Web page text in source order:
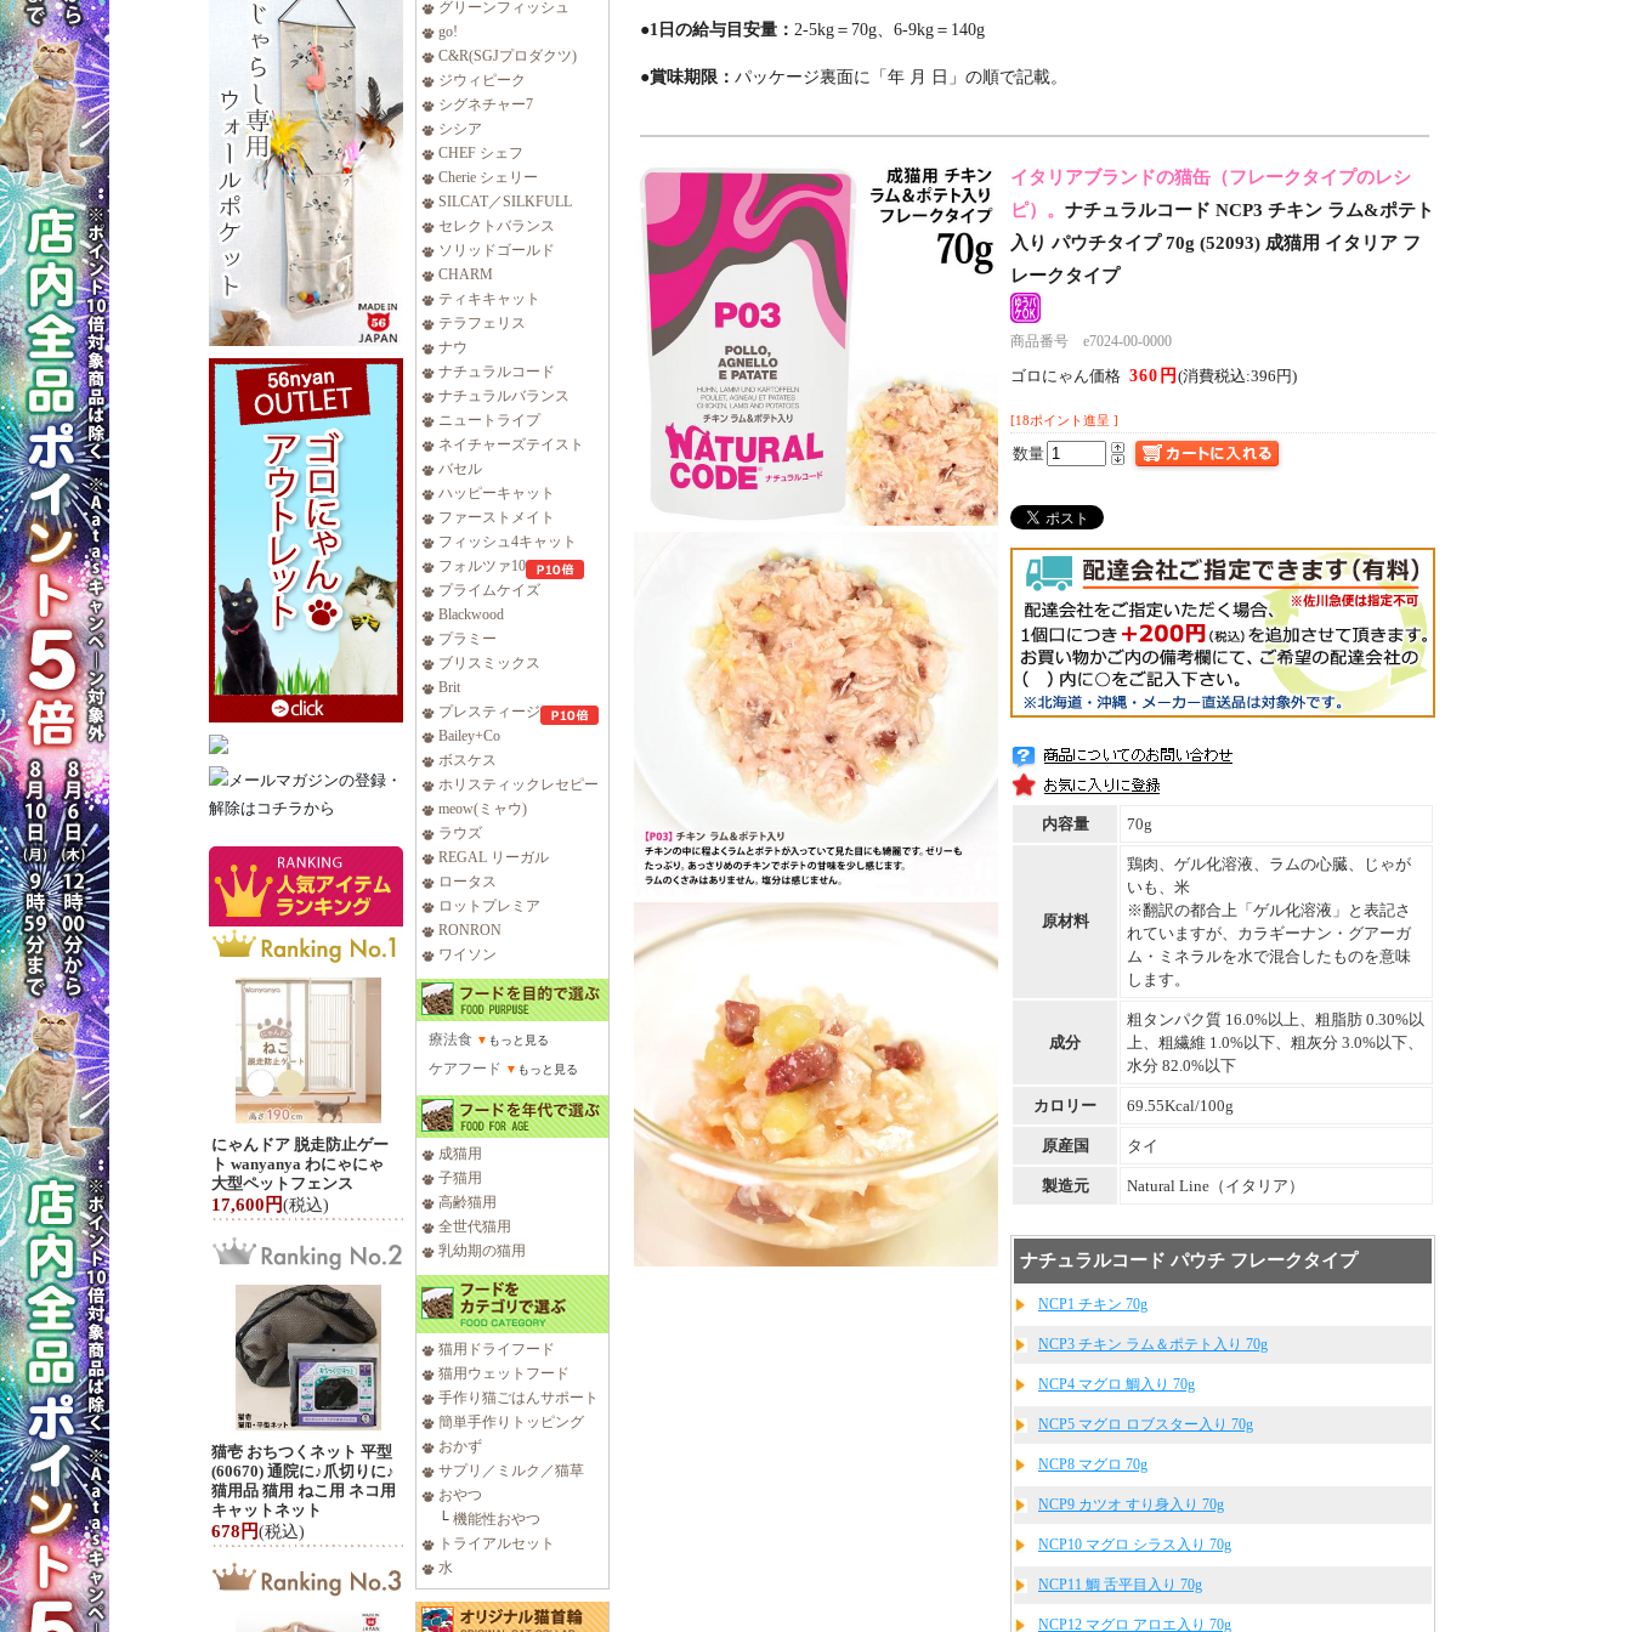
にゃんドア 脱走防止ゲー
ト wanyanya わにゃにゃ
大型ペットフェンス
17,600円(税込)
猫壱 おちつくネット 平型
(60670) 通院に♪爪切りに♪
猫用品 猫用 ねこ用 ネコ用
キャットネット
678円(税込)
グリーンフィッシュ
go!
C&R(SGJプロダクツ)
ジウィピーク
シグネチャー7
シシア
CHEF シェフ
Cherie シェリー
SILCAT／SILKFULL
セレクトバランス
ソリッドゴールド
CHARM
ティキキャット
テラフェリス
ナウ
ナチュラルコード
ナチュラルバランス
ニュートライプ
ネイチャーズテイスト
バセル
ハッピーキャット
ファーストメイト
フィッシュ4キャット
フォルツァ10
プライムケイズ
Blackwood
プラミー
ブリスミックス
Brit
プレスティージ
Bailey+Co
ボスケス
ホリスティックレセピー
meow(ミャウ)
ラウズ
REGAL リーガル
ロータス
ロットプレミア
RONRON
ワイソン
療法食 ▼ もっと見る
ケアフード ▼ もっと見る
成猫用
子猫用
高齢猫用
全世代猫用
乳幼期の猫用
猫用ドライフード
猫用ウェットフード
手作り猫ごはんサポート
簡単手作りトッピング
おかず
サプリ／ミルク／猫草
おやつ
└ 機能性おやつ
トライアルセット
水
●1日の給与目安量： 2-5kg＝70g、6-9kg＝140g
●賞味期限： パッケージ裏面に「年 月 日」の順で記載。
イタリアブランドの猫缶（フレークタイプのレシ
ピ）。 ナチュラルコード NCP3 チキン ラム&ポテト
入り パウチタイプ 70g (52093) 成猫用 イタリア フ
レークタイプ
商品番号 e7024-00-0000
ゴロにゃん価格 360円(消費税込:396円)
[18ポイント進呈 ]
数量
内容量 70g
原材料
鶏肉、ゲル化溶液、ラムの心臓、じゃが
いも、米
※翻訳の都合上「ゲル化溶液」と表記さ
れていますが、カラギーナン・グアーガ
ム・ミネラルを水で混合したものを意味
します。
成分
粗タンパク質 16.0%以上、粗脂肪 0.30%以
上、粗繊維 1.0%以下、粗灰分 3.0%以下、
水分 82.0%以下
カロリー 69.55Kcal/100g
原産国 タイ
製造元 Natural Line（イタリア）
ナチュラルコード パウチ フレークタイプ
NCP1 チキン 70g
NCP3 チキン ラム＆ポテト入り 70g
NCP4 マグロ 鯛入り 70g
NCP5 マグロ ロブスター入り 70g
NCP8 マグロ 70g
NCP9 カツオ すり身入り 70g
NCP10 マグロ シラス入り 70g
NCP11 鯛 舌平目入り 70g
NCP12 マグロ アロエ入り 70g